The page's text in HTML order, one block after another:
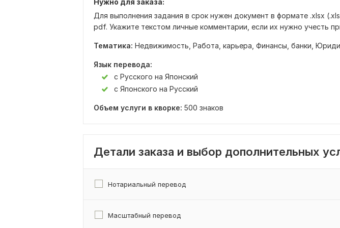
Нужно для заказа:
Для выполнения задания в срок нужен документ в формате .xlsx
pdf. Укажите текстом личные комментарии, если их нужно учесть
Тематика: Недвижимость, Работа, карьера, Финансы, банки,
Язык перевода:
с Русского на Японский
с Японского на Русский
Объем услуги в кворке: 500 знаков
Детали заказа и выбор дополнительных
Нотариальный перевод
Масштабный перевод